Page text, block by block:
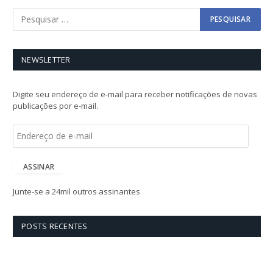
NEWSLETTER
Digite seu endereço de e-mail para receber notificações de novas
publicações por e-mail.
e
ç
ASSINAR
Junte-se a 24mil outros assinantes
POSTS RECENTES